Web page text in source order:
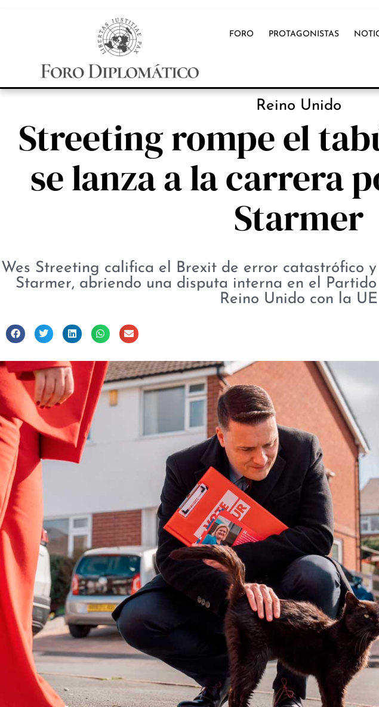
FORO PROTAGONISTAS
Reino Unido
Streeting rompe el
se lanza a la carrera
Starmer
Wes Streeting califica el Brexit de error catastrófico
Starmer, abriendo una disputa interna en el
Reino Unido con la UE